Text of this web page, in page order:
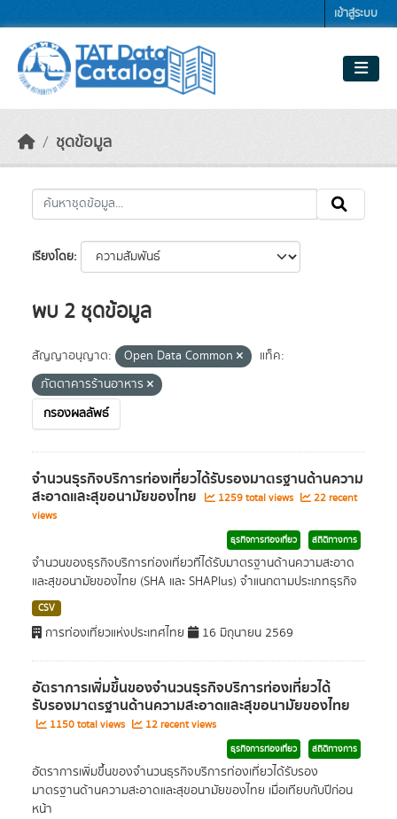
เข้าสู่ระบบ
ชุดข้อมูล
เรียงโดย
พบ 2 ชุดข้อมูล
สัญญาอนุญาต: Open Data Common
แท็ค:
ภัตตาคารร้านอาหาร
กรองผลลัพธ์
จำนวนธุรกิจบริการท่องเที่ยวได้รับรองมาตรฐานด้านความ
สะอาดและสุขอนามัยของไทย 1259 total views
22 recent
views
ธุรกิจการท่องเที่ยว สถิติทางการ
จำนวนของธุรกิจบริการท่องเที่ยวที่ได้รับมาตรฐานด้านความสะอาด
และสุขอนามัยของไทย (SHA และ SHAPlus) จำแนกตามประเภทธุรกิจ
CSV
การท่องเที่ยวแห่งประเทศไทย 16 มิถุนายน 2569
อัตราการเพิ่มขึ้นของจำนวนธุรกิจบริการท่องเที่ยวได้
รับรองมาตรฐานด้านความสะอาดและสุขอนามัยของไทย
1150 total views 12 recent views
ธุรกิจการท่องเที่ยว สถิติทางการ
อัตราการเพิ่มขึ้นของจำนวนธุรกิจบริการท่องเที่ยวได้รับรอง
มาตรฐานด้านความสะอาดและสุขอนามัยของไทย เมื่อเทียบกับปีก่อน
หน้า